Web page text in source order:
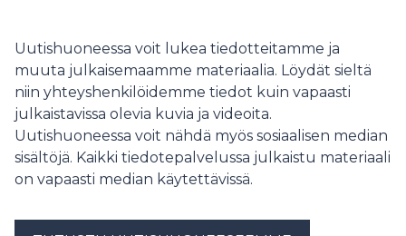
Uutishuoneessa voit lukea tiedotteitamme ja
muuta julkaisemaamme materiaalia. Löydät sieltä
niin yhteyshenkilöidemme tiedot kuin vapaasti
julkaistavissa olevia kuvia ja videoita.
Uutishuoneessa voit nähdä myös sosiaalisen median
sisältöjä. Kaikki tiedotepalvelussa julkaistu materiaali
on vapaasti median käytettävissä.